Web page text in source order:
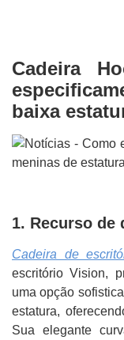
Cadeira
baixa
1. Recurso de
Cadeira de
escritório Vision,
uma opção
estatura,
Sua elegante